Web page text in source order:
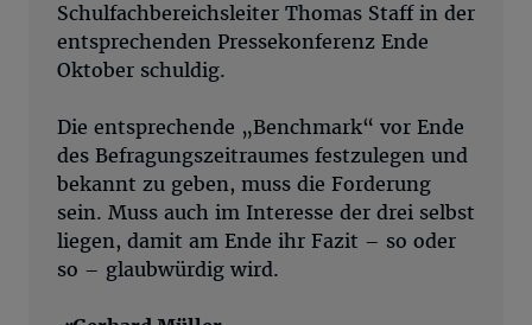
Schulfachbereichsleiter Thomas Staff in der
entsprechenden Pressekonferenz Ende
Oktober schuldig.
Die entsprechende „Benchmark“ vor Ende
des Befragungszeitraumes festzulegen und
bekannt zu geben, muss die Forderung
sein. Muss auch im Interesse der drei selbst
liegen, damit am Ende ihr Fazit – so oder
so – glaubwürdig wird.